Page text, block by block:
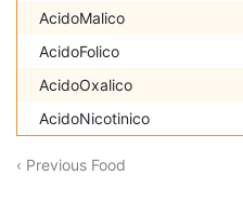
AcidoMalico
AcidoFolico
AcidoOxalico
AcidoNicotinico
‹ Previous Food